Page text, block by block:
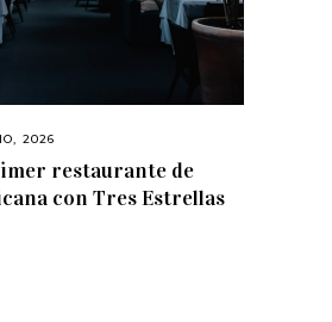
2026
restaurante de
con Tres Estrellas